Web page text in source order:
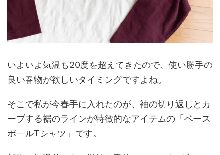
いよいよ気温も20度を超えてきたので、使い勝手の
良い春物が欲しいタイミングですよね。
そこで私が今春手に入れたのが、袖の切り返しとカ
ーブする裾のラインが特徴的なアイテムの「ベース
ボールTシャツ」です。